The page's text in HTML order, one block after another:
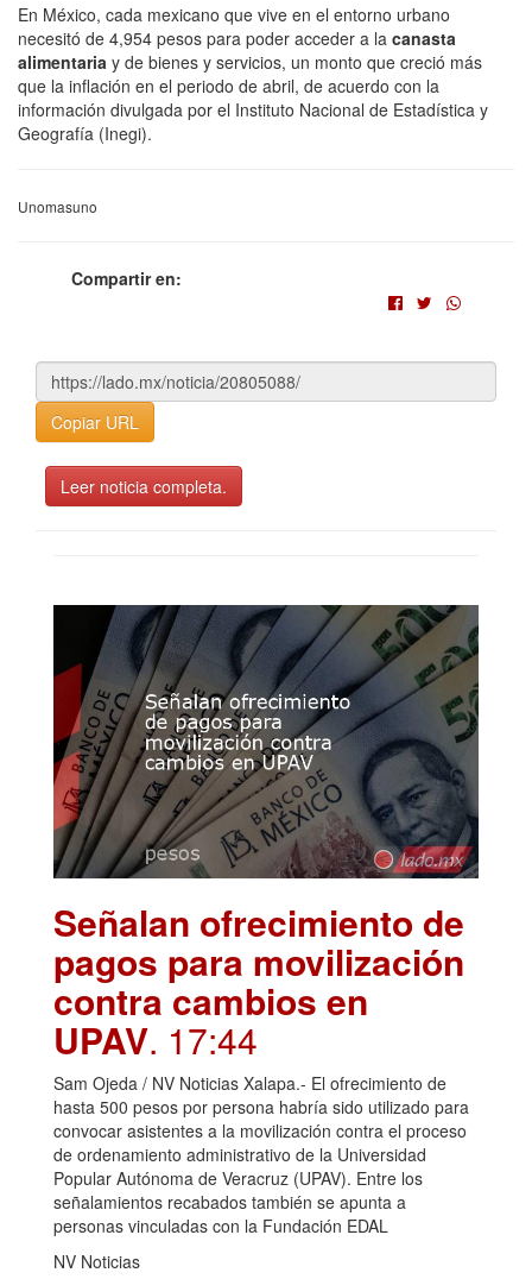
En México, cada mexicano que vive en el entorno urbano
necesitó de 4,954 pesos para poder acceder a la canasta
alimentaria y de bienes y servicios, un monto que creció más
que la inflación en el periodo de abril, de acuerdo con la
información divulgada por el Instituto Nacional de Estadística y
Geografía (Inegi).
Unomasuno
Compartir en:
Copiar URL
Leer noticia completa.
Señalan ofrecimiento de
pagos para movilización
contra cambios en
UPAV. 17:44
Sam Ojeda / NV Noticias Xalapa.- El ofrecimiento de
hasta 500 pesos por persona habría sido utilizado para
convocar asistentes a la movilización contra el proceso
de ordenamiento administrativo de la Universidad
Popular Autónoma de Veracruz (UPAV). Entre los
señalamientos recabados también se apunta a
personas vinculadas con la Fundación EDAL
NV Noticias